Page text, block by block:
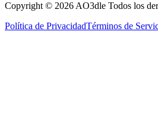
Copyright © 2026 AO3dle Todos los
Política de PrivacidadTérminos de